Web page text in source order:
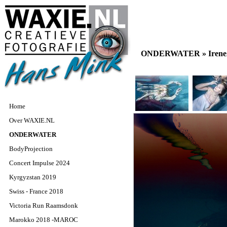
Home
Over WAXIE.NL
ONDERWATER
BodyProjection
Concert Impulse 2024
Kyrgyzstan 2019
Swiss - France 2018
Victoria Run Raamsdonk
Marokko 2018 -MAROC
ONDERWATER »